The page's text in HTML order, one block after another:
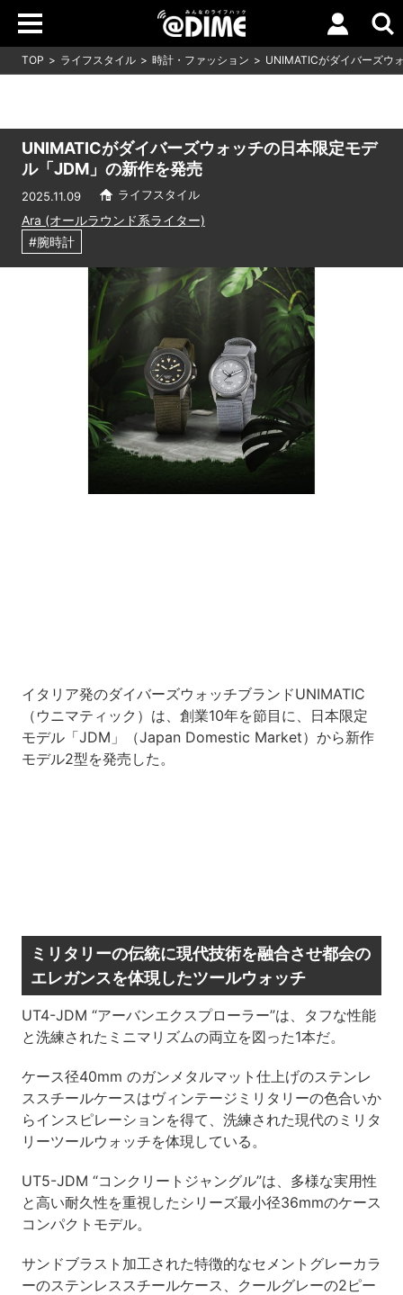
TOP ライフスタイル 時計・ファッション UNIMATICがダイバーズウ
UNIMATICがダイバーズウォッチの日本限定モデ
ル「JDM」の新作を発売
2025.11.09 ライフスタイル
Ara (オールラウンド系ライター)
#腕時計
イタリア発のダイバーズウォッチブランドUNIMATIC
（ウニマティック）は、創業10年を節目に、日本限定
モデル「JDM」（Japan Domestic Market）から新作
モデル2型を発売した。
ミリタリーの伝統に現代技術を融合させ都会の
エレガンスを体現したツールウォッチ
UT4-JDM “アーバンエクスプローラー”は、タフな性能
と洗練されたミニマリズムの両立を図った1本だ。
ケース径40mm のガンメタルマット仕上げのステンレ
ススチールケースはヴィンテージミリタリーの色合いか
らインスピレーションを得て、洗練された現代のミリタ
リーツールウォッチを体現している。
UT5-JDM “コンクリートジャングル”は、多様な実用性
と高い耐久性を重視したシリーズ最小径36mmのケース
コンパクトモデル。
サンドブラスト加工された特徴的なセメントグレーカラ
ーのステンレススチールケース、クールグレーの2ピー